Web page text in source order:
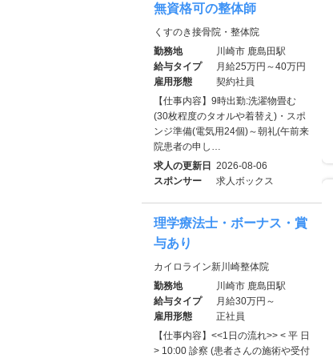
無資格可の整体師
くすのき接骨院・整体院
勤務地
川崎市 鹿島田駅
給与タイプ
月給25万円～40万円
雇用形態
契約社員
【仕事内容】9時出勤:洗濯物畳む
(30枚程度のタオルや着替え)・スポ
ンジ準備(電気用24個)～朝礼(午前来
院患者の申し…
求人の更新日 2026-08-06
スポンサー
求人ボックス
理学療法士・ボーナス・賞
与あり
カイロライン新川崎整体院
勤務地
川崎市 鹿島田駅
給与タイプ
月給30万円～
雇用形態
正社員
【仕事内容】<<1日の流れ>> < 平 日
> 10:00 診察 (患者さんの施術や受付